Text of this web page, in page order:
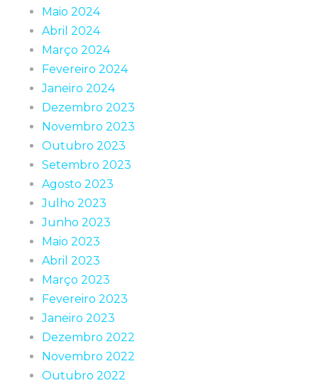
Maio 2024
Abril 2024
Março 2024
Fevereiro 2024
Janeiro 2024
Dezembro 2023
Novembro 2023
Outubro 2023
Setembro 2023
Agosto 2023
Julho 2023
Junho 2023
Maio 2023
Abril 2023
Março 2023
Fevereiro 2023
Janeiro 2023
Dezembro 2022
Novembro 2022
Outubro 2022